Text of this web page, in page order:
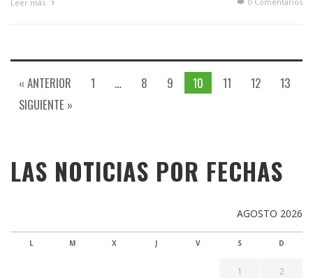
Leer más
« ANTERIOR 1 … 8 9 10 11 12
13
SIGUIENTE »
LAS NOTICIAS POR FECHAS
AGOSTO 2026
L M X J V S D
1 2